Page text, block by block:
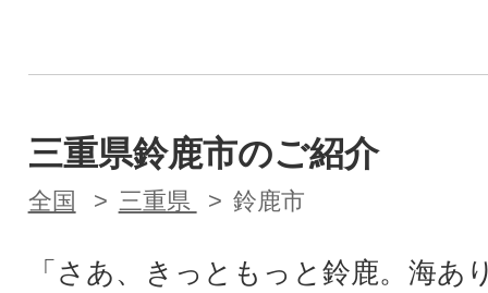
三重県鈴鹿市のご紹介
全国 三重県 鈴鹿市
「さあ、きっともっと鈴鹿。海あ